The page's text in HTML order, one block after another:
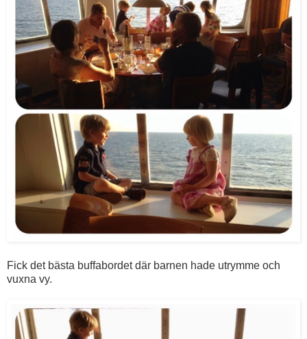
Fick det bästa buffabordet där barnen hade utrymme och
vuxna vy.